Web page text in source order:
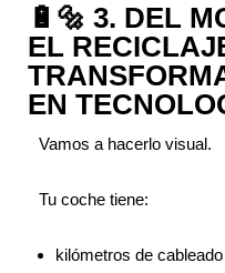
🔋🔩 3. DEL
EL
EN
Vamos a hacerlo visual.
Tu coche tiene:
kilómetros de